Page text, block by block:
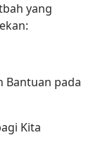
yang
Bantuan pada
Kita